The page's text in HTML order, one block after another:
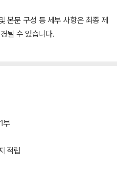
본문 구성 등 세부 사항은 최종 제
될 수 있습니다.
부
적립